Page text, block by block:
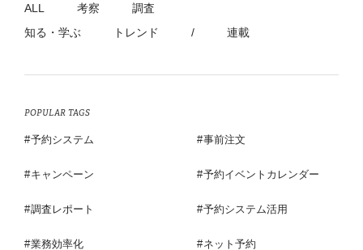
ALL 考察
調査
知る・学ぶ
トレンド / 連載
POPULAR TAGS
予約システム 事前注文
キャンペーン 予約イベントカレンダー
調査レポート 予約システム活用
業務効率化 ネット予約